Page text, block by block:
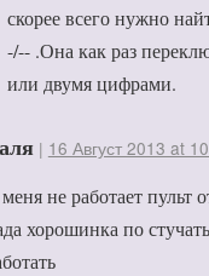
скорее всего нужно
-/-- .Она как раз
или двумя цифрами.
| 16 Август 2013 at
не работает пульт
хорошинка по